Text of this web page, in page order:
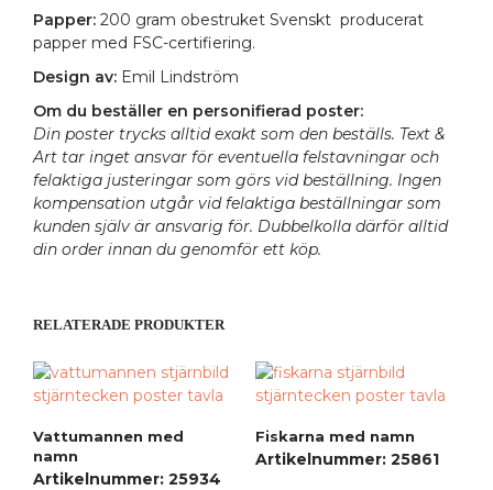
Papper: 200 gram obestruket Svenskt producerat
papper med FSC-certifiering.
Design av: Emil Lindström
Om du beställer en personifierad poster:
Din poster trycks alltid exakt som den beställs. Text &
Art tar inget ansvar för eventuella felstavningar och
felaktiga justeringar som görs vid beställning. Ingen
kompensation utgår vid felaktiga beställningar som
kunden själv är ansvarig för. Dubbelkolla därför alltid
din order innan du genomför ett köp.
RELATERADE PRODUKTER
Vattumannen med
namn
Artikelnummer: 25934
Fiskarna med namn
Artikelnummer: 25861